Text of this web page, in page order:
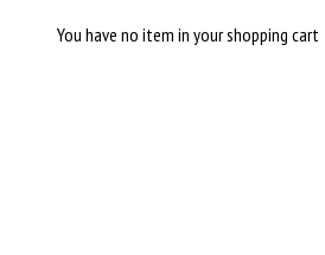
You have no item in your shopping cart